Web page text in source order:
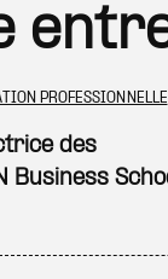
PROFESSIONNELLE
des
Business